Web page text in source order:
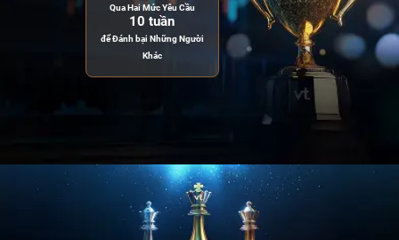
Qua Hai Mức Yêu Cầu
10 tuần
để Đánh bại Những Người
Khác